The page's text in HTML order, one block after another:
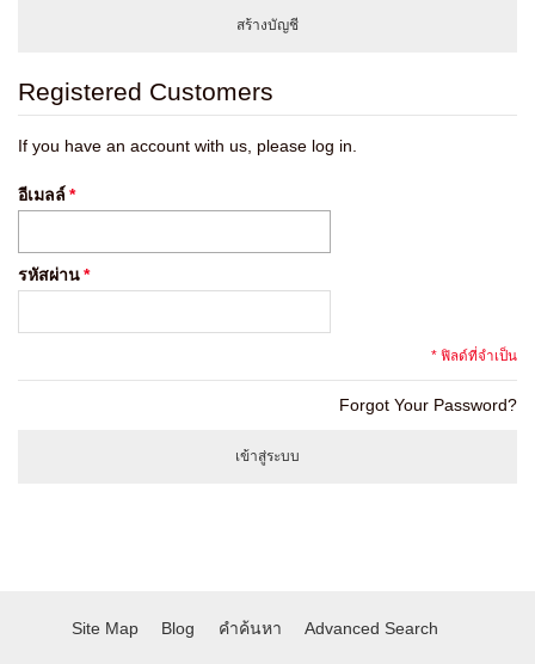
สร้างบัญชี
Registered Customers
If you have an account with us, please log in.
*
อีเมลล์
*
รหัสผ่าน
* ฟิลด์ที่จำเป็น
Forgot Your Password?
เข้าสู่ระบบ
Site Map Blog คำค้นหา Advanced Search